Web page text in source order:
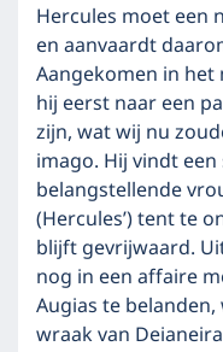
Hercules moet een
en aanvaardt
Aangekomen in
hij eerst naar een
zijn, wat wij nu
imago. Hij vindt
belangstellende
(Hercules’) tent te
blijft gevrijwaard.
nog in een affaire
Augias te
wraak van